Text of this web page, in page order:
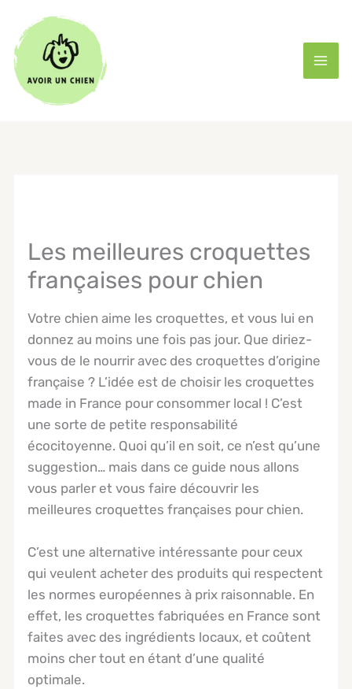
contenu
Les meilleures croquettes
françaises pour chien
Votre chien aime les croquettes, et vous lui en
donnez au moins une fois pas jour. Que diriez-
vous de le nourrir avec des croquettes d’origine
française ? L’idée est de choisir les croquettes
made in France pour consommer local ! C’est
une sorte de petite responsabilité
écocitoyenne. Quoi qu’il en soit, ce n’est qu’une
suggestion… mais dans ce guide nous allons
vous parler et vous faire découvrir les
meilleures croquettes françaises pour chien.
C’est une alternative intéressante pour ceux
qui veulent acheter des produits qui respectent
les normes européennes à prix raisonnable. En
effet, les croquettes fabriquées en France sont
faites avec des ingrédients locaux, et coûtent
moins cher tout en étant d’une qualité
optimale.